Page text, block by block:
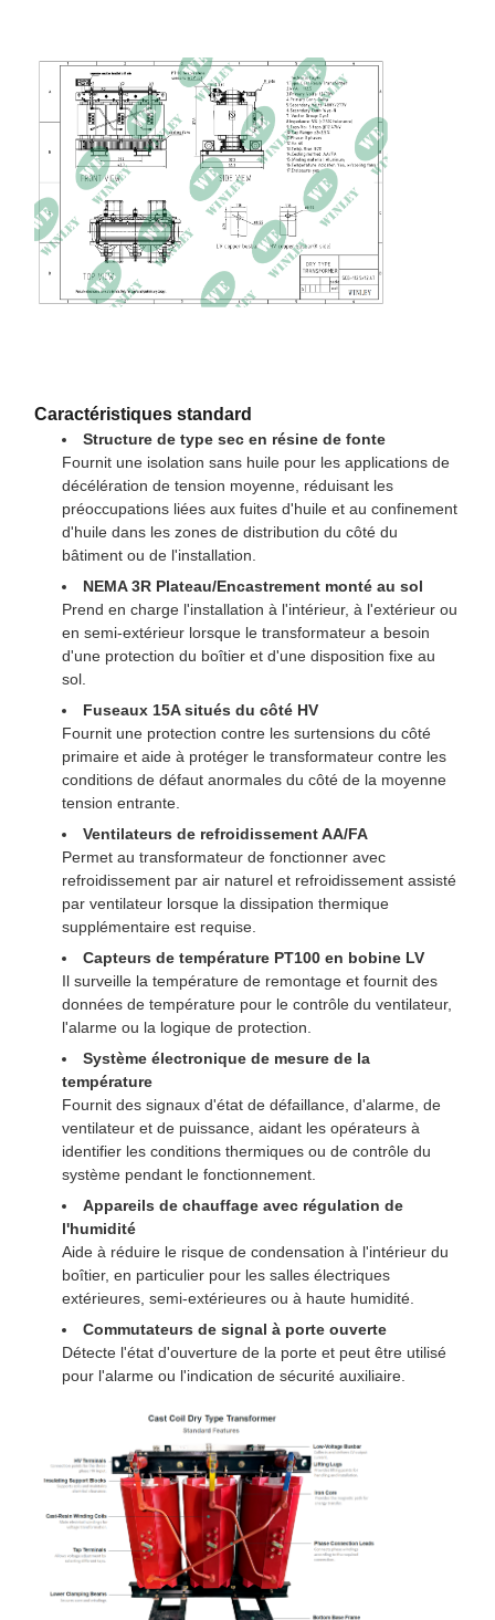
Caractéristiques standard
Structure de type sec en résine de fonte
Fournit une isolation sans huile pour les applications de
décélération de tension moyenne, réduisant les
préoccupations liées aux fuites d'huile et au confinement
d'huile dans les zones de distribution du côté du
bâtiment ou de l'installation.
NEMA 3R Plateau/Encastrement monté au sol
Prend en charge l'installation à l'intérieur, à l'extérieur ou
en semi-extérieur lorsque le transformateur a besoin
d'une protection du boîtier et d'une disposition fixe au
sol.
Fuseaux 15A situés du côté HV
Fournit une protection contre les surtensions du côté
primaire et aide à protéger le transformateur contre les
conditions de défaut anormales du côté de la moyenne
tension entrante.
Ventilateurs de refroidissement AA/FA
Permet au transformateur de fonctionner avec
refroidissement par air naturel et refroidissement assisté
par ventilateur lorsque la dissipation thermique
supplémentaire est requise.
Capteurs de température PT100 en bobine LV
Il surveille la température de remontage et fournit des
données de température pour le contrôle du ventilateur,
l'alarme ou la logique de protection.
Système électronique de mesure de la
température
Fournit des signaux d'état de défaillance, d'alarme, de
ventilateur et de puissance, aidant les opérateurs à
identifier les conditions thermiques ou de contrôle du
système pendant le fonctionnement.
Appareils de chauffage avec régulation de
l'humidité
Aide à réduire le risque de condensation à l'intérieur du
boîtier, en particulier pour les salles électriques
extérieures, semi-extérieures ou à haute humidité.
Commutateurs de signal à porte ouverte
Détecte l'état d'ouverture de la porte et peut être utilisé
pour l'alarme ou l'indication de sécurité auxiliaire.